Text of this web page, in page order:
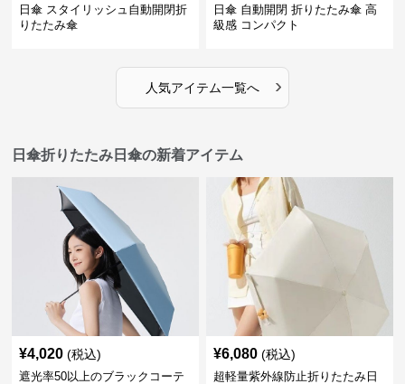
日傘 スタイリッシュ自動開閉折
りたたみ傘
日傘 自動開閉 折りたたみ傘 高
級感 コンパクト
人気アイテム一覧へ ›
日傘折りたたみ日傘の新着アイテム
¥4,020 (税込)
遮光率50以上のブラックコーテ
¥6,080 (税込)
超軽量紫外線防止折りたたみ日